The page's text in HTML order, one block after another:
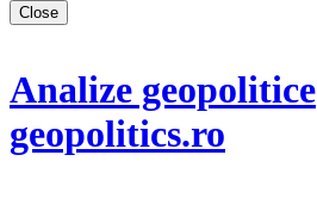
Close
Analize geopolitice
geopolitics.ro